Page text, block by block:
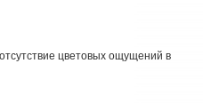
цветовых ощущений в